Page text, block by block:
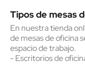
Tipos de mesas
En nuestra tienda
de mesas de oficina
espacio de trabajo.
- Escritorios de